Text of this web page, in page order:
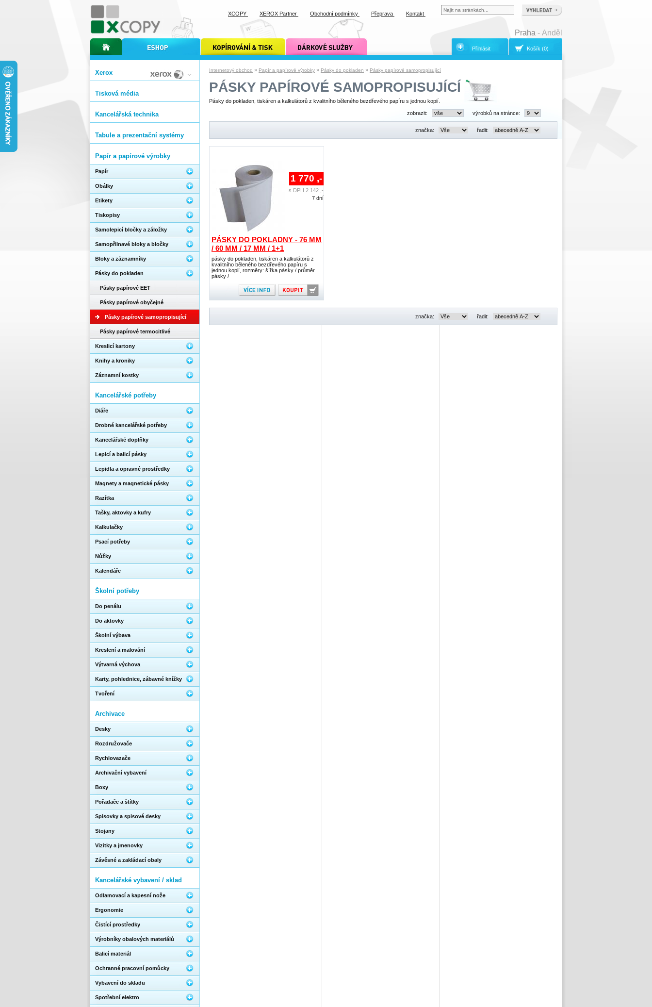
Internetový obchod » Papír a papírové výrobky » Pásky do pokladen » Pásky papírové samopropisující
PÁSKY PAPÍROVÉ SAMOPROPISUJÍCÍ
Pásky do pokladen, tiskáren a kalkulátorů z kvalitního běleného bezdřevého papíru s jednou kopií.
zobrazit: výrobků na stránce:
značka: řadit:
PÁSKY DO POKLADNY - 76 MM
/ 60 MM / 17 MM / 1+1
pásky do pokladen, tiskáren a kalkulátorů z
kvalitního běleného bezdřevého papíru s
jednou kopií, rozměry: šířka pásky / průměr
pásky /
1 770 ,-
s DPH 2 142 ,-
7 dní
značka: řadit:
Xerox
Tisková média
Kancelářská technika
Tabule a prezentační systémy
Papír a papírové výrobky
Papír
Obálky
Etikety
Tiskopisy
Samolepicí bločky a záložky
Samopřilnavé bloky a bločky
Bloky a záznamníky
Pásky do pokladen
Pásky papírové EET
Pásky papírové obyčejné
Pásky papírové samopropisující
Pásky papírové termocitlivé
Kreslicí kartony
Knihy a kroniky
Záznamní kostky
Kancelářské potřeby
Diáře
Drobné kancelářské potřeby
Kancelářské doplňky
Lepicí a balicí pásky
Lepidla a opravné prostředky
Magnety a magnetické pásky
Razítka
Tašky, aktovky a kufry
Kalkulačky
Psací potřeby
Nůžky
Kalendáře
Školní potřeby
Do penálu
Do aktovky
Školní výbava
Kreslení a malování
Výtvarná výchova
Karty, pohlednice, zábavné knížky
Tvoření
Archivace
Desky
Rozdružovače
Rychlovazače
Archivační vybavení
Boxy
Pořadače a štítky
Spisovky a spisové desky
Stojany
Vizitky a jmenovky
Závěsné a zakládací obaly
Kancelářské vybavení / sklad
Odlamovací a kapesní nože
Ergonomie
Čistící prostředky
Výrobníky obalových materiálů
Balicí materiál
Ochranné pracovní pomůcky
Vybavení do skladu
Spotřební elektro
úvodní stránka xcopyinternetový obchod xcopy kopírování a tisk xcopy dárkové služby xcopy
XCOPY XEROX Partner Obchodní podmínky Přeprava Kontakt
Praha - Anděl
Košík (0)
Přihlásit